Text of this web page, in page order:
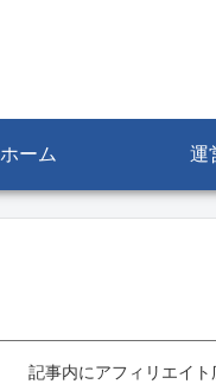
ホーム 運
記事内にアフィリエイト